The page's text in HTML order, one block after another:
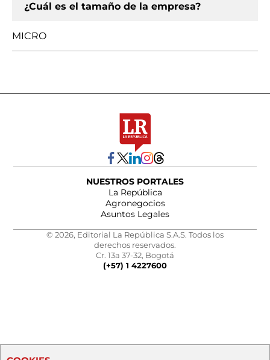
¿Cuál es el tamaño de la empresa?
MICRO
NUESTROS PORTALES
La República
Agronegocios
Asuntos Legales
© 2026, Editorial La República S.A.S. Todos los
derechos reservados.
Cr. 13a 37-32, Bogotá
(+57) 1 4227600